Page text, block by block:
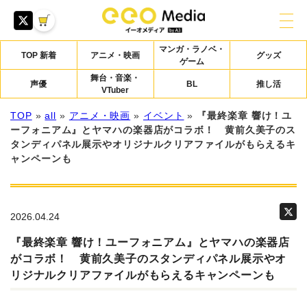
TOP 新着 アニメ・映画
マンガ・ラノベ・
ゲーム
グッズ
声優
舞台・音楽・
VTuber
BL 推し活
TOP »all » アニメ・映画 » イベント »
『最終楽章 響け！ユ
ーフォニアム』とヤマハの楽器店がコラボ！ 黄前久美子のス
タンディパネル展示やオリジナルクリアファイルがもらえるキ
ャンペーンも
2026.04.24
『最終楽章 響け！ユーフォニアム』とヤマハの楽器店
がコラボ！ 黄前久美子のスタンディパネル展示やオ
リジナルクリアファイルがもらえるキャンペーンも